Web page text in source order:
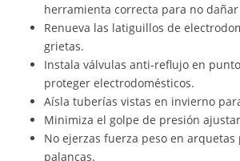
herramienta correcta para no
Renueva las latiguillos de
grietas.
Instala válvulas anti-reflujo en
proteger electrodomésticos.
Aísla tuberías vistas en invierno
Minimiza el golpe de presión
No ejerzas fuerza peso en arquetas
palancas.